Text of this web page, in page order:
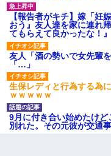
【報告者がキチ】嫁「妊
おう』友人達を家に連れ
てもらえて良かったな！
友人「酒の勢いで女先輩
「…」
生保レディと行為する為
ｗｗｗｗｗ
9月に付き合い始めたけ
別れた。その元彼が交通